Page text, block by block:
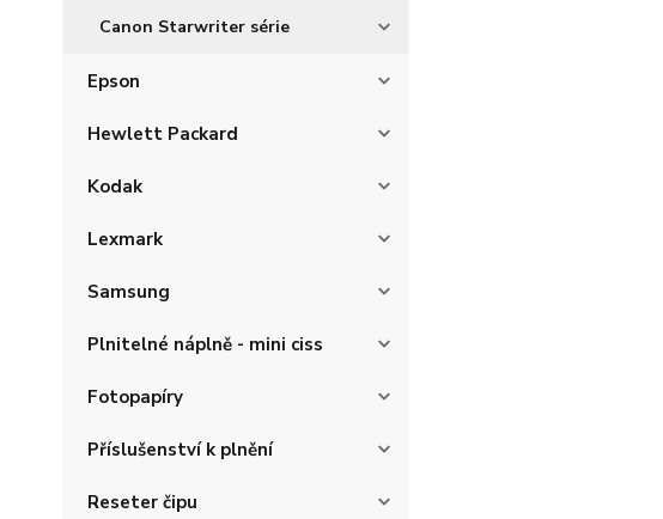
Canon Starwriter série
Epson
Hewlett Packard
Kodak
Lexmark
Samsung
Plnitelné náplně - mini ciss
Fotopapíry
Příslušenství k plnění
Reseter čipu